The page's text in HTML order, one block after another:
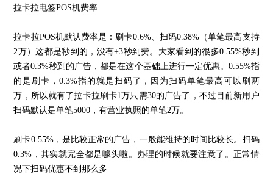
拉卡拉电签POS机费率
拉卡拉POS机默认费率是：刷卡0.6%、扫码0.38%（单笔最高支持
2万）这都是秒到的，没有+3秒到费。大家看到的很多0.55%秒到
或者0.3%秒到的广告，都是在这个基础上进行一定优惠。0.55%指
的是刷卡，0.3%指的就是扫码了，因为扫码单笔最高可以刷两
万，所以就有了拉卡拉刷卡1万只需30的广告了，不过目前新用户
扫码默认是单笔5000，有营业执照的单笔2万。
刷卡0.55%，是比较正常的广告，一般能维持的时间比较长。扫码
0.3%，其实就完全都是噱头啦。办理的时候就要注意了。正常情
况下扫码优惠不到那么多